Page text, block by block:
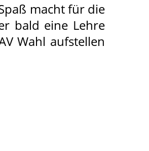
macht für die
bald eine Lehre
Wahl aufstellen